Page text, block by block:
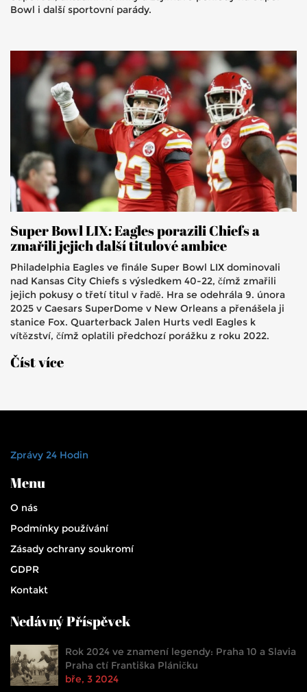
Bowl i další sportovní parády.
Super Bowl LIX: Eagles porazili Chiefs a
zmařili jejich další titulové ambice
Philadelphia Eagles ve finále Super Bowl LIX dominovali
nad Kansas City Chiefs s výsledkem 40-22, čímž zmařili
jejich pokusy o třetí titul v řadě. Hra se odehrála 9. února
2025 v Caesars SuperDome v New Orleans a přenášela ji
stanice Fox. Quarterback Jalen Hurts vedl Eagles k
vítězství, čímž oplatili předchozí porážku z roku 2022.
Číst více
Zprávy 24 Hodin
Menu
O nás
Podmínky používání
Zásady ochrany soukromí
GDPR
Kontakt
Nedávný Příspěvek
Rok 2024 ve znamení legendy: Praha 10 a Slavia
Praha ctí Františka Pláničku
bře, 3 2024